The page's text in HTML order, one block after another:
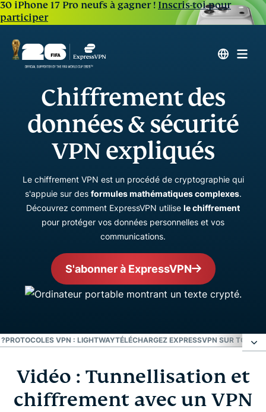
30 iPhone 17 Pro neufs à gagner ! Inscris-toi pour
participer
Chiffrement des
données & sécurité
VPN expliqués
Le chiffrement VPN est un procédé de cryptographie qui
s'appuie sur des formules mathématiques complexes.
Découvrez comment ExpressVPN utilise le chiffrement
pour protéger vos données personnelles et vos
communications.
S'abonner à ExpressVPN
?PROTOCOLES VPN : LIGHTWAYTÉLÉCHARGEZ EXPRESSVPN SUR TOUS
Vidéo : Tunnellisation et chiffrement avec un
VPN
Vidéo : Tunnellisation et
chiffrement avec un VPN